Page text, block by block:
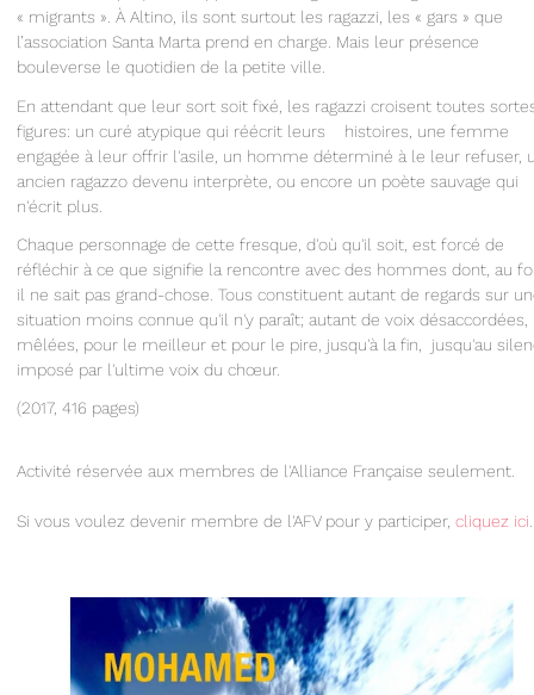
« migrants ». À Altino, ils sont surtout les ragazzi, les « gars » que
l’association Santa Marta prend en charge. Mais leur présence
bouleverse le quotidien de la petite ville.
En attendant que leur sort soit fixé, les ragazzi croisent toutes
figures: un curé atypique qui réécrit leurs histoires, une femme
engagée à leur offrir l'asile, un homme déterminé à le leur refuser,
ancien ragazzo devenu interprète, ou encore un poète sauvage qui
n'écrit plus.
Chaque personnage de cette fresque, d'où qu'il soit, est forcé de
réfléchir à ce que signifie la rencontre avec des hommes dont, au
il ne sait pas grand-chose. Tous constituent autant de regards sur
situation moins connue qu'il n'y paraît; autant de voix désaccordées,
mêlées, pour le meilleur et pour le pire, jusqu'à la fin, jusqu'au
imposé par l'ultime voix du chœur
(2017, 416 pages)
Activité réservée aux membres de l'Alliance Française seulement.
Si vous voulez devenir membre de l'AFV pour y participer, cliquez ici